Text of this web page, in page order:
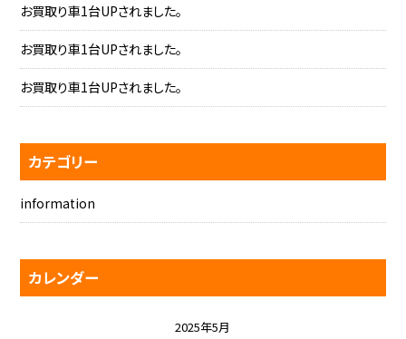
お買取り車1台UPされました。
お買取り車1台UPされました。
お買取り車1台UPされました。
カテゴリー
information
カレンダー
2025年5月